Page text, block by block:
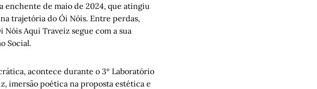
enchente de maio de 2024, que atingiu
trajetória do Ói Nóis. Entre perdas,
Aqui Traveiz segue com a sua
Social.
acontece durante o 3º Laboratório
imersão poética na proposta estética e